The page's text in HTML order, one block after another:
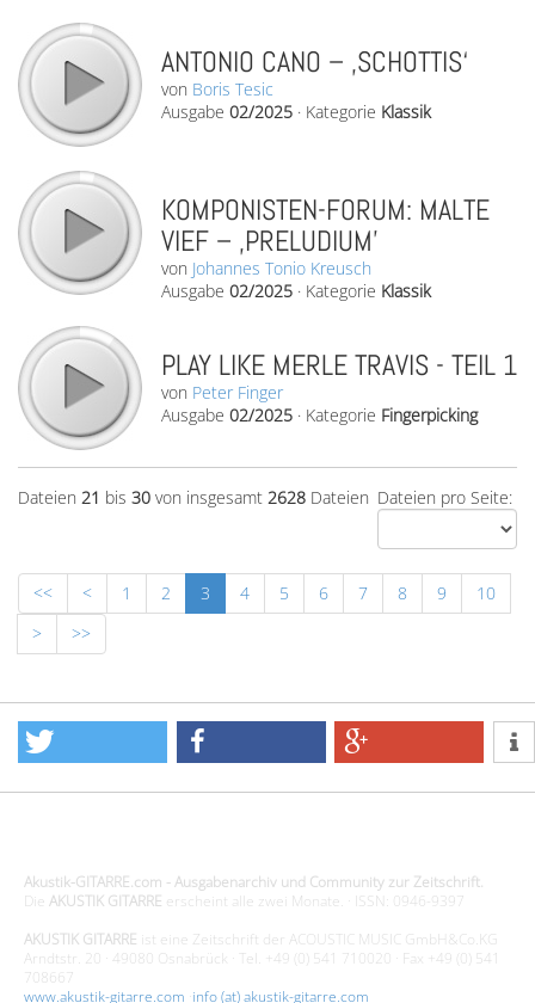
ANTONIO CANO – ‚SCHOTTIS‘
von Boris Tesic
Ausgabe 02/2025 · Kategorie Klassik
KOMPONISTEN-FORUM: MALTE
VIEF – ‚PRELUDIUM’
von Johannes Tonio Kreusch
Ausgabe 02/2025 · Kategorie Klassik
PLAY LIKE MERLE TRAVIS - TEIL 1
von Peter Finger
Ausgabe 02/2025 · Kategorie Fingerpicking
Dateien pro Seite:
Dateien 21 bis 30 von insgesamt 2628 Dateien
<< < 1 2 3 4 5 6 7 8 9
10
>
>>
Akustik-GITARRE.com - Ausgabenarchiv und Community zur Zeitschrift.
Die AKUSTIK GITARRE erscheint alle zwei Monate. · ISSN: 0946-9397
AKUSTIK GITARRE ist eine Zeitschrift der ACOUSTIC MUSIC GmbH&Co.KG
Arndtstr. 20 · 49080 Osnabrück · Tel. +49 (0) 541 710020 · Fax +49 (0) 541
708667
www.akustik-gitarre.com ·info (at) akustik-gitarre.com